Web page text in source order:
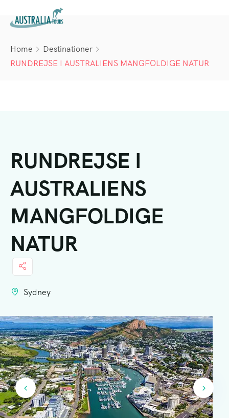
Home
Destinationer
RUNDREJSE I AUSTRALIENS MANGFOLDIGE NATUR
RUNDREJSE I
AUSTRALIENS
MANGFOLDIGE
NATUR
Sydney